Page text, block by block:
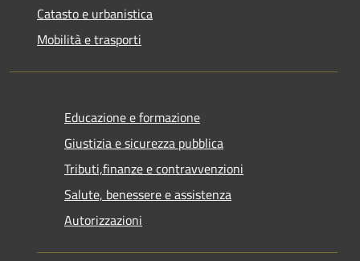
Catasto e urbanistica
Mobilità e trasporti
Educazione e formazione
Giustizia e sicurezza pubblica
Tributi,finanze e contravvenzioni
Salute, benessere e assistenza
Autorizzazioni